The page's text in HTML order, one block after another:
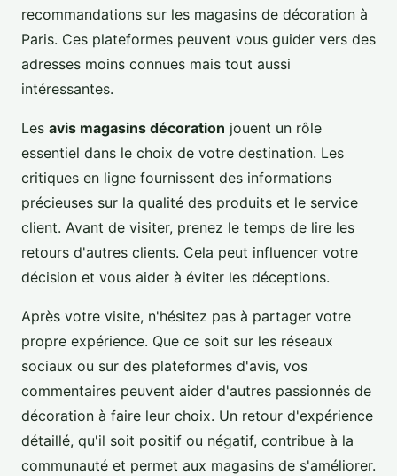
recommandations sur les magasins de décoration à
Paris. Ces plateformes peuvent vous guider vers des
adresses moins connues mais tout aussi
intéressantes.
Les avis magasins décoration jouent un rôle
essentiel dans le choix de votre destination. Les
critiques en ligne fournissent des informations
précieuses sur la qualité des produits et le service
client. Avant de visiter, prenez le temps de lire les
retours d'autres clients. Cela peut influencer votre
décision et vous aider à éviter les déceptions.
Après votre visite, n'hésitez pas à partager votre
propre expérience. Que ce soit sur les réseaux
sociaux ou sur des plateformes d'avis, vos
commentaires peuvent aider d'autres passionnés de
décoration à faire leur choix. Un retour d'expérience
détaillé, qu'il soit positif ou négatif, contribue à la
communauté et permet aux magasins de s'améliorer.